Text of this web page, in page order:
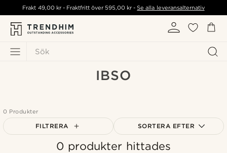
Sök
Frakt 49,00 kr- Fraktfritt över595,00 kr -Se alla leveransalternativ
IBSO
0 Produkter
FILTRERA SORTERA EFTER
Mest populärt
0 produkter hittades